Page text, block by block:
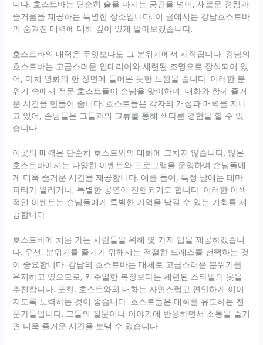
니다. 호스트바는 단순히 술을 마시는 공간을 넘어, 새로운 경험과
즐거움을 제공하는 특별한 장소입니다. 이 글에서는 강남호스트바
의 숨겨진 매력에 대해 깊이 있게 알아보겠습니다.
호스트바의 매력은 무엇보다도 그 분위기에서 시작됩니다. 강남의
호스트바는 고급스러운 인테리어와 세련된 조명으로 장식되어 있
어, 마치 영화의 한 장면에 들어온 듯한 느낌을 줍니다. 이러한 분
위기 속에서 전문 호스트들이 손님을 맞이하며, 대화와 함께 즐거
운 시간을 만들어 줍니다. 호스트들은 각자의 개성과 매력을 지니
고 있어, 손님들은 그들과의 교류를 통해 색다른 경험을 할 수 있
습니다.
이곳의 매력은 단순히 호스트와의 대화에 그치지 않습니다. 많은
호스트바에서는 다양한 이벤트와 프로그램을 운영하여 손님들에
게 더욱 즐거운 시간을 제공합니다. 예를 들어, 특정 날에는 테마
파티가 열리거나, 특별한 공연이 진행되기도 합니다. 이러한 이색
적인 이벤트는 손님들에게 특별한 기억을 남길 수 있는 기회를 제
공합니다.
호스트바에 처음 가는 사람들을 위해 몇 가지 팁을 제공하겠습니
다. 우선, 분위기를 즐기기 위해서는 적절한 드레스를 선택하는 것
이 중요합니다. 강남의 호스트바는 대체로 고급스러운 분위기를
유지하고 있으므로, 캐주얼한 복장보다는 세련된 스타일의 옷을
추천합니다. 또한, 호스트와의 대화는 자연스럽고 편안하게 이어
지도록 노력하는 것이 좋습니다. 호스트들은 대화를 유도하는 전
문가들입니다. 그들의 질문이나 이야기에 반응하면서 소통을 즐기
면 더욱 즐거운 시간을 보낼 수 있습니다.